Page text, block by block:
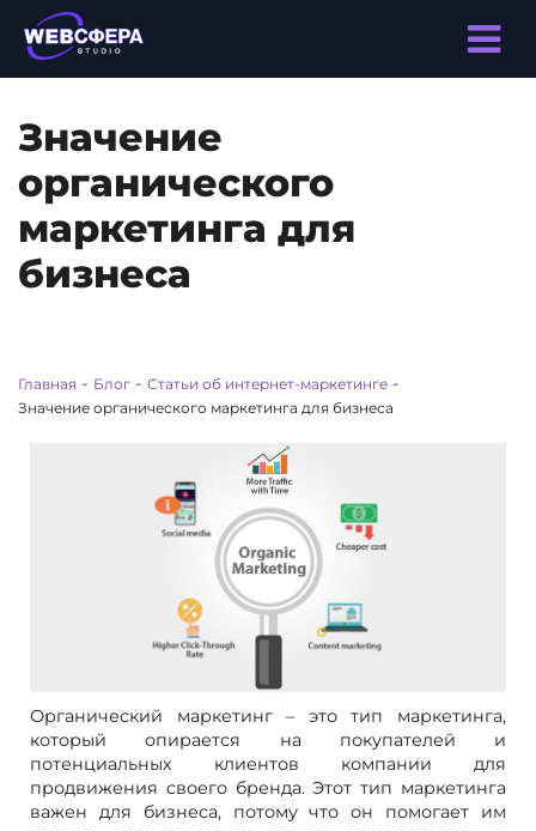
Значение
органического
маркетинга для
бизнеса
Главная - Блог - Статьи об интернет-маркетинге -
Значение органического маркетинга для бизнеса
Органический маркетинг – это тип маркетинга,
который опирается на покупателей и
потенциальных клиентов компании для
продвижения своего бренда. Этот тип маркетинга
важен для бизнеса, потому что он помогает им